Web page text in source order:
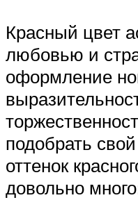
Красный цвет
любовью и
оформление
подобрать
оттенок
довольно